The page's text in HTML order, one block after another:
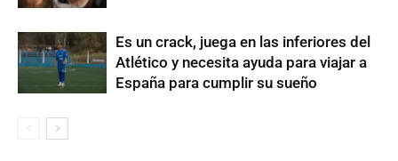
Es un crack, juega en las inferiores del
Atlético y necesita ayuda para viajar a
España para cumplir su sueño